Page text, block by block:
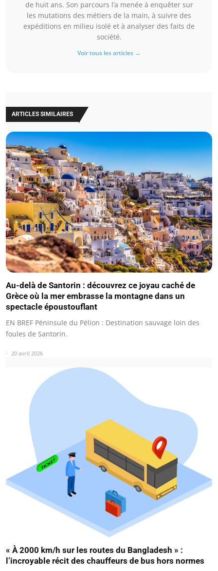
de huit ans. Son parcours l’a menée à enquêter sur
les mutations des métiers de la main, à suivre des
expéditions en milieu isolé et à analyser des faits de
société.
Voir tous les articles →
ARTICLES SIMILAIRES
Au-delà de Santorin : découvrez ce joyau caché de
Grèce où la mer embrasse la montagne dans un
spectacle époustouflant
EN BREF Péninsule du Pélion : Destination sauvage loin des
foules de Santorin.
20 avril 2026
« À 2000 km/h sur les routes du Bangladesh » :
l’incroyable récit des chauffeurs de bus hors normes